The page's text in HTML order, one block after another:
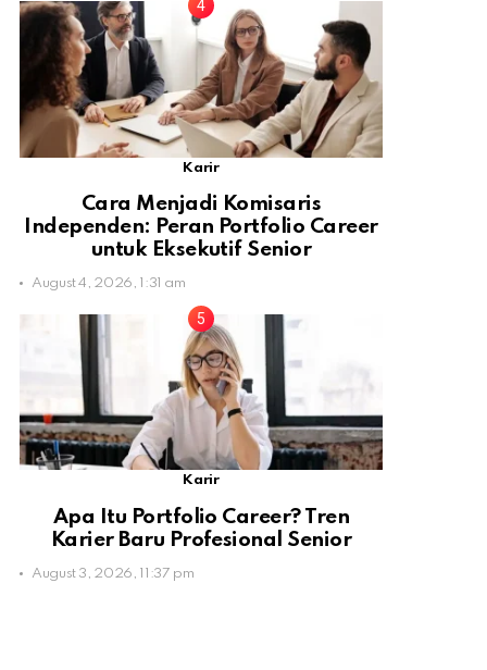
Karir
Cara Menjadi Komisaris
Independen: Peran Portfolio Career
untuk Eksekutif Senior
August 4, 2026, 1:31 am
Karir
Apa Itu Portfolio Career? Tren
Karier Baru Profesional Senior
August 3, 2026, 11:37 pm